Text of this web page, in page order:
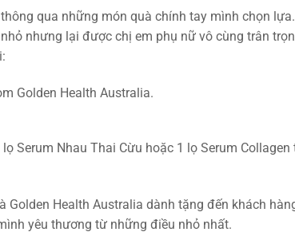
qua những món quà chính tay mình chọn
nhưng lại được chị em phụ nữ vô cùng trân
Golden Health Australia.
Serum Nhau Thai Cừu hoặc 1 lọ Serum Collagen
Golden Health Australia dành tặng đến khách
yêu thương từ những điều nhỏ nhất.